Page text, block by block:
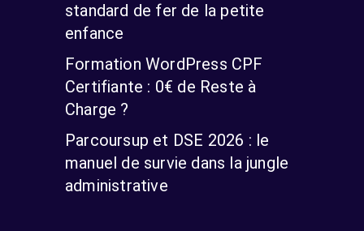
standard de fer de la petite
enfance
Formation WordPress CPF
Certifiante : 0€ de Reste à
Charge ?
Parcoursup et DSE 2026 : le
manuel de survie dans la jungle
administrative